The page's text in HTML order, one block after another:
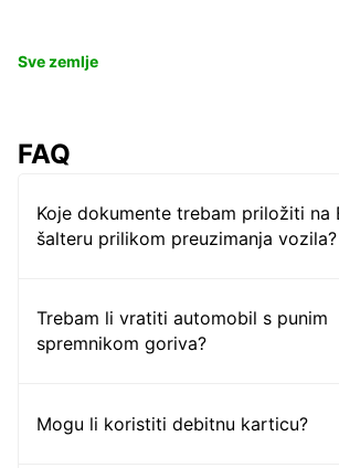
Sve zemlje
FAQ
Koje dokumente trebam priložiti na
šalteru prilikom preuzimanja vozila?
Trebam li vratiti automobil s punim
spremnikom goriva?
Mogu li koristiti debitnu karticu?